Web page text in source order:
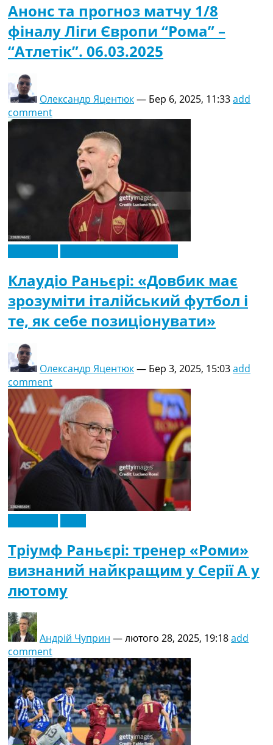
Анонс та прогноз матчу 1/8
фіналу Ліги Європи “Рома” –
“Атлетік”. 06.03.2025
Олександр Яцентюк— Бер 6, 2025, 11:33add
comment
Клаудіо Раньєрі: «Довбик має
зрозуміти італійський футбол і
те, як себе позиціонувати»
Олександр Яцентюк— Бер 3, 2025, 15:03add
comment
Тріумф Раньєрі: тренер «Роми»
визнаний найкращим у Серії А у
лютому
Андрій Чуприн —лютого 28, 2025, 19:18add
comment